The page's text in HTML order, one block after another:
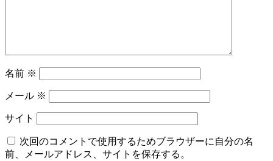
名前 ※
メール ※
サイト
次回のコメントで使用するためブラウザーに自分の名
前、メールアドレス、サイトを保存する。